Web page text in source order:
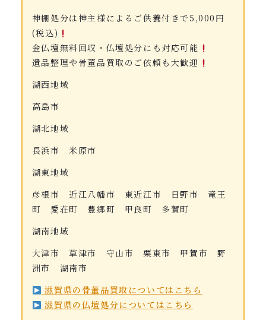
神棚処分は神主様によるご供養付きで5,000円
(税込)
金仏壇無料回収・仏壇処分にも対応可能
遺品整理や骨董品買取のご依頼も大歓迎
湖西地域
高島市
湖北地域
長浜市 米原市
湖東地域
彦根市 近江八幡市 東近江市 日野市 竜王
町 愛荘町 豊郷町 甲良町 多賀町
湖南地域
大津市 草津市 守山市 栗東市 甲賀市 野
洲市 湖南市
滋賀県の骨董品買取についてはこちら
滋賀県の仏壇処分についてはこちら